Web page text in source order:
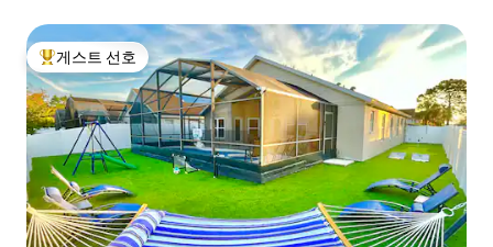
상위 게스트 선호
게스트 선호